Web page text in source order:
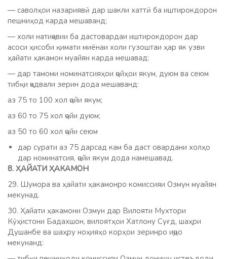
— саволҳои назариявӣ дар шакли хаттӣ ба иштирокдорон
пешниҳод карда мешаванд;
— холи натиҷавии ба дастовардаи иштирокдорон дар
асоси ҳисоби қимати миёнаи холи гузоштаи ҳар як узви
ҳайати ҳакамон муайян карда мешавад;
— дар тамоми номинатсияҳои ҷойҳои якум, дуюм ва сеюм
тибқи ҷадвали зерин дода мешаванд:
аз 75 то 100 хол ҷойи якум;
аз 60 то 75 хол ҷойи дуюм;
аз 50 то 60 хол ҷойи сеюм
дар сурати аз 75 дарсад кам ба даст овардани холҳо
дар номинатсия, ҷойи якум дода намешавад.
8. ҲАЙАТИ ҲАКАМОН
29. Шумора ва ҳайати ҳакамонро комиссияи Озмун муайян
мекунад.
30. Ҳайати ҳакамони Озмун дар Вилояти Мухтори
Кӯҳистони Бадахшон, вилоятҳои Хатлону Суғд, шаҳри
Душанбе ва шаҳру ноҳияҳо корҳои зеринро иҷро
мекунанд: